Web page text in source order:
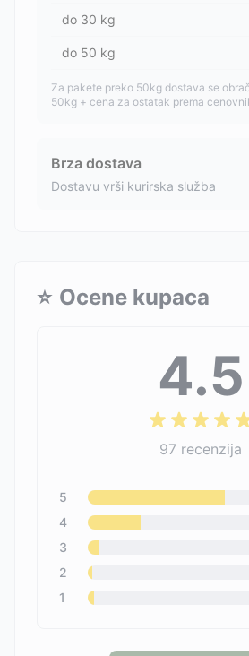
do 30 kg
do 50 kg
Za pakete preko 50kg dostava se
50kg + cena za ostatak prema
Brza dostava
Dostavu vrši kurirska služba
⭐ Ocene kupaca
4.5
97 recenzija
5
4
3
2
1